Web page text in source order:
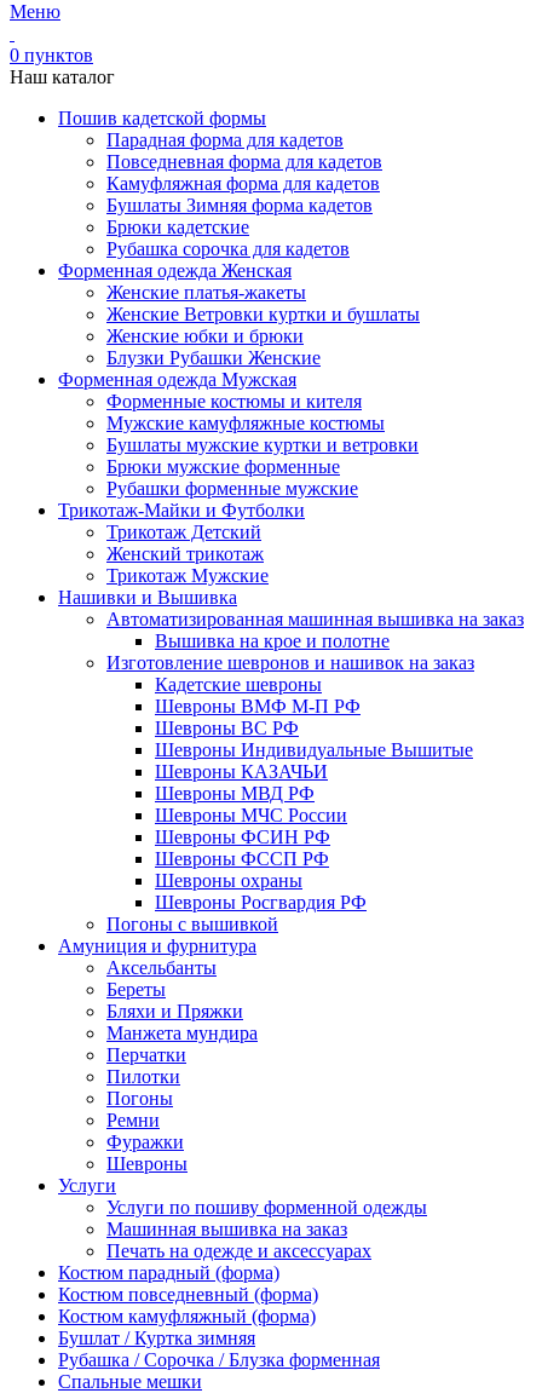
Меню
0 пунктов
Наш каталог
Пошив кадетской формы
Парадная форма для кадетов
Повседневная форма для кадетов
Камуфляжная форма для кадетов
Бушлаты Зимняя форма кадетов
Брюки кадетские
Рубашка сорочка для кадетов
Форменная одежда Женская
Женские платья-жакеты
Женские Ветровки куртки и бушлаты
Женские юбки и брюки
Блузки Рубашки Женские
Форменная одежда Мужская
Форменные костюмы и кителя
Мужские камуфляжные костюмы
Бушлаты мужские куртки и ветровки
Брюки мужские форменные
Рубашки форменные мужские
Трикотаж-Майки и Футболки
Трикотаж Детский
Женский трикотаж
Трикотаж Мужские
Нашивки и Вышивка
Автоматизированная машинная вышивка на заказ
Вышивка на крое и полотне
Изготовление шевронов и нашивок на заказ
Кадетские шевроны
Шевроны ВМФ М-П РФ
Шевроны ВС РФ
Шевроны Индивидуальные Вышитые
Шевроны КАЗАЧЬИ
Шевроны МВД РФ
Шевроны МЧС России
Шевроны ФСИН РФ
Шевроны ФССП РФ
Шевроны охраны
Шевроны Росгвардия РФ
Погоны с вышивкой
Амуниция и фурнитура
Аксельбанты
Береты
Бляхи и Пряжки
Манжета мундира
Перчатки
Пилотки
Погоны
Ремни
Фуражки
Шевроны
Услуги
Услуги по пошиву форменной одежды
Машинная вышивка на заказ
Печать на одежде и аксессуарах
Костюм парадный (форма)
Костюм повседневный (форма)
Костюм камуфляжный (форма)
Бушлат / Куртка зимняя
Рубашка / Сорочка / Блузка форменная
Спальные мешки